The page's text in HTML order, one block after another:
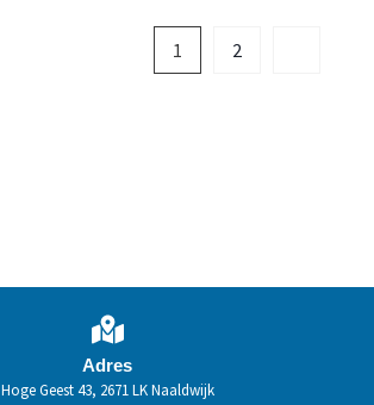
1 2
Adres
Hoge Geest 43, 2671 LK Naaldwijk